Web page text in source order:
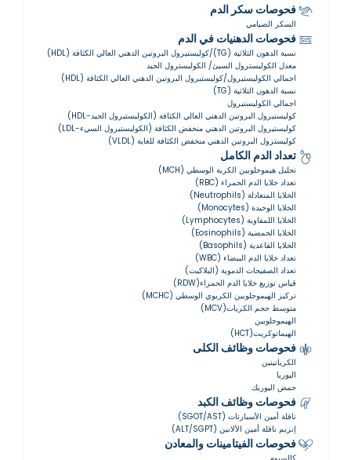
فحوصات سكر الدم
السكر الصيامي
فحوصات الدهنيات في الدم
نسبة الدهون الثلاثية (TG)/كوليستيرول البروتين الدهني العالي الكثافة (HDL)
معدل الكوليسترول السيئ/ الكوليسترول الجيد
اجمالي الكوليستيرول/كوليستيرول البروتين الدهني العالي الكثافة (HDL)
نسبة الدهون الثلاثية (TG)
اجمالي الكوليستيرول
كوليستيرول البروتين الدهني العالي الكثافة (الكوليستيرول الجيد-HDL)
كوليستيرول البروتين الدهني منخفض الكثافة (الكوليستيرول السيء-LDL)
كوليسترول البروتين الدهني منخفض الكثافة للغاية (VLDL)
تعداد الدم الكامل
تحليل هيموجلوبين الكرية الوسطي (MCH)
تعداد خلايا الدم الحمراء (RBC)
الخلايا المتعادلة (Neutrophils)
الخلايا الوحيدة (Monocytes)
الخلايا اللمفاوية (Lymphocytes)
الخلايا الحمضية (Eosinophils)
الخلايا القاعدية (Basophils)
تعداد خلايا الدم البيضاء (WBC)
تعداد الصفيحات الدموية (البلاكيت)
قياس توزيع خلايا الدم الحمراء(RDW)
تركيز الهيموجلوبين الكريوي الوسطي (MCHC)
متوسط حجم الكريات(MCV)
الهيموجلوبين
الهيماتوكريت(HCT)
فحوصات وظائف الكلى
الكرياتينين
اليوريا
حمض اليوريك
فحوصات وظائف الكبد
ناقلة أمين الأسبارتات (SGOT/AST)
إنزيم ناقلة أمين الألانين (ALT/SGPT)
فحوصات الفيتامينات والمعادن
كالسيوم